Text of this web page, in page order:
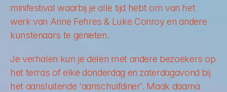
minifestival waarbij je alle tijd hebt om van het
werk van Anne Fehres & Luke Conroy en andere
kunstenaars te genieten.
Je verhalen kun je delen met andere bezoekers op
het terras of elke donderdag en zaterdagavond bij
het aansluitende 'aanschuifdiner'. Maak daarna